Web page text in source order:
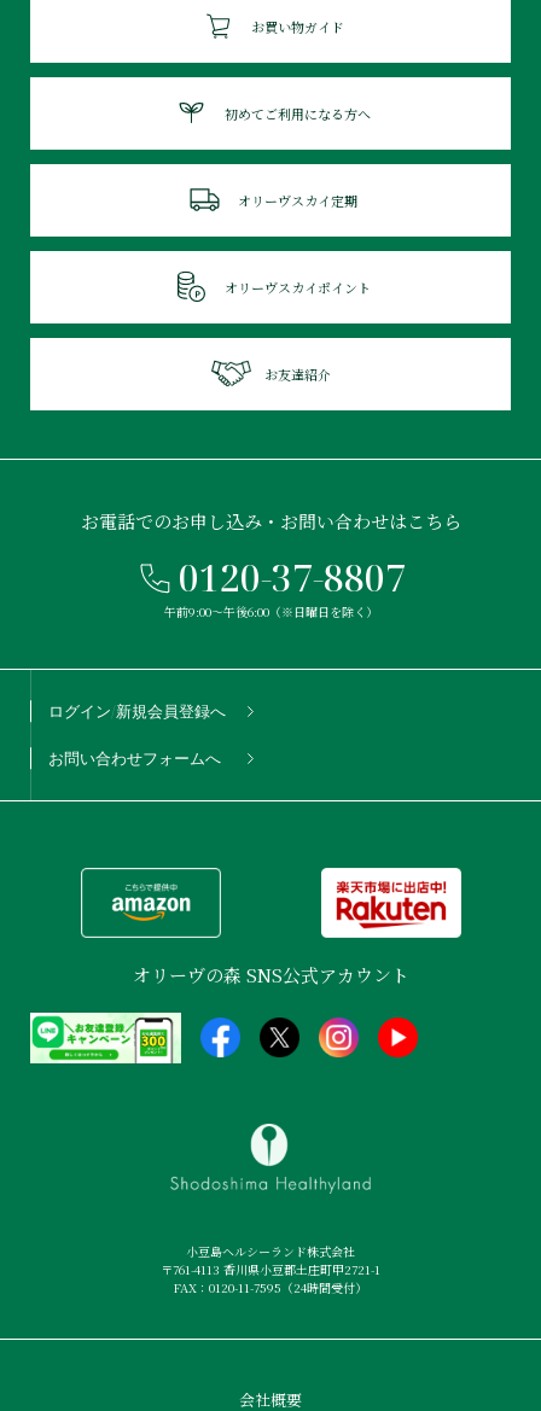
お買い物ガイド
初めてご利用になる方へ
オリーヴスカイ定期
オリーヴスカイポイント
お友達紹介
お電話でのお申し込み・お問い合わせはこちら
0120-37-8807
午前9:00〜午後6:00（※日曜日を除く）
ログイン/新規会員登録へ
お問い合わせフォームへ
オリーヴの森 SNS公式アカウント
小豆島ヘルシーランド株式会社
〒761-4113 香川県小豆郡土庄町甲2721-1
FAX：0120-11-7595（24時間受付）
会社概要